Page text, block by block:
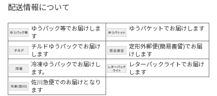
配送情報について
ゆうパック等でお届けしま
す
ゆうパケットでお届けします
チルドゆうパックでお届け
します
定形外郵便(簡易書留)でお届
けします
冷凍ゆうパックでお届けし
ます。
レターパックライトでお届け
します
佐川急便でのお届けとなり
ます